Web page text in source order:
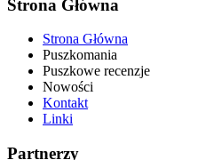
Strona Główna
Strona Główna
Puszkomania
Puszkowe recenzje
Nowości
Kontakt
Linki
Partnerzy